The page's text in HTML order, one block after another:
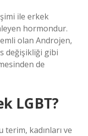
ile erkek
hormondur.
olan Androjen,
değişikliği gibi
de
LGBT?
kadınları ve